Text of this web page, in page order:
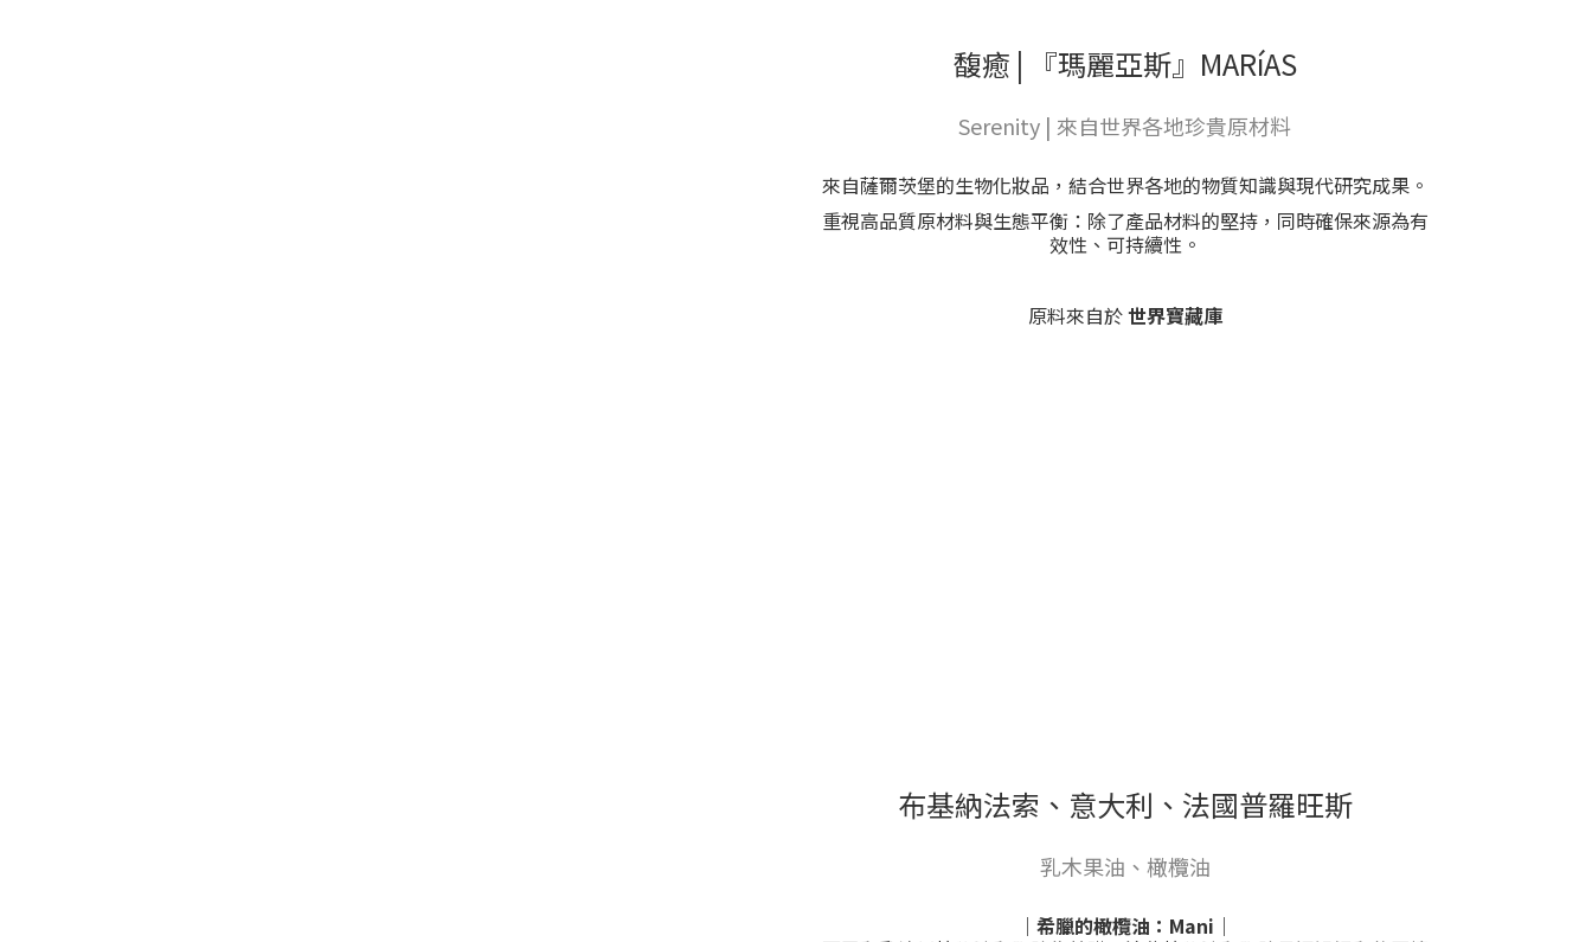
馥癒 | 『瑪麗亞斯』MARíAS
Serenity | 來自世界各地珍貴原材料
來自薩爾茨堡的生物化妝品，結合世界各地的物質知識與現代研究成果。
重視高品質原材料與生態平衡：除了產品材料的堅持，同時確保來源為有
效性、可持續性。
原料來自於世界寶藏庫
布基納法索、意大利、法國普羅旺斯
乳木果油、橄欖油
｜ 希臘的橄欖油：Mani ｜